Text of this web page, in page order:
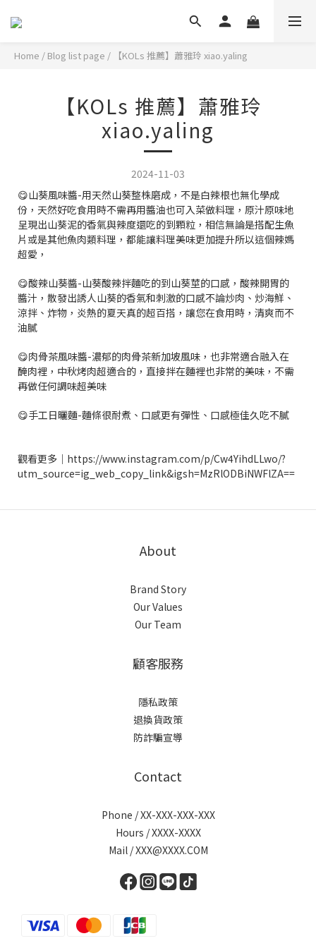
Home / Blog list page / 【KOLs 推薦】蕭雅玲 xiao.yaling
【KOLs 推薦】蕭雅玲
xiao.yaling
2024-11-03
😋山葵風味醬-用天然山葵整株磨成，不是白辣根也無化學成
份，天然好吃食用時不需再用醬油也可入菜做料理，原汁原味地
呈現出山葵泥的香氣與辣度還吃的到顆粒，相信無論是搭配生魚
片或是其他魚肉類料理，都能讓料理美味更加提升所以這個辣媽
超愛，
😋酸辣山葵醬-山葵酸辣拌麵吃的到山葵莖的口感，酸辣開胃的
醬汁，散發出誘人山葵的香氣和刺激的口感不論炒肉、炒海鮮、
涼拌、炸物，炎熱的夏天真的超百搭，讓您在食用時，清爽而不
油膩
😋肉骨茶風味醬-濃郁的肉骨茶新加坡風味，也非常適合融入在
醃肉裡，中秋烤肉超適合的，直接拌在麵裡也非常的美味，不需
再做任何調味超美味
😋手工日曬麵-麵條很耐煮、口感更有彈性、口感極佳久吃不膩
觀看更多｜https://www.instagram.com/p/Cw4YihdLLwo/?
utm_source=ig_web_copy_link&igsh=MzRlODBiNWFlZA==
About
Brand Story
Our Values
Our Team
顧客服務
隱私政策
退換貨政策
防詐騙宣導
Contact
Phone / XX-XXX-XXX-XXX
Hours / XXXX-XXXX
Mail / XXX@XXXX.COM